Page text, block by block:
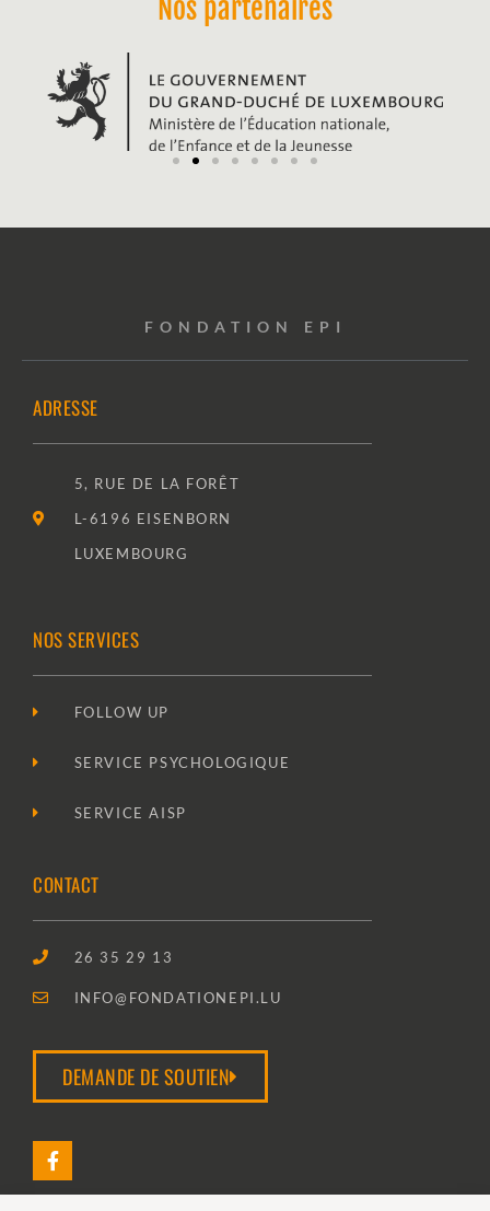
Nos partenaires
FONDATION EPI
ADRESSE
5, RUE DE LA FORÊT
L-6196 EISENBORN
LUXEMBOURG
NOS SERVICES
FOLLOW UP
SERVICE PSYCHOLOGIQUE
SERVICE AISP
CONTACT
26 35 29 13
INFO@FONDATIONEPI.LU
DEMANDE DE SOUTIEN